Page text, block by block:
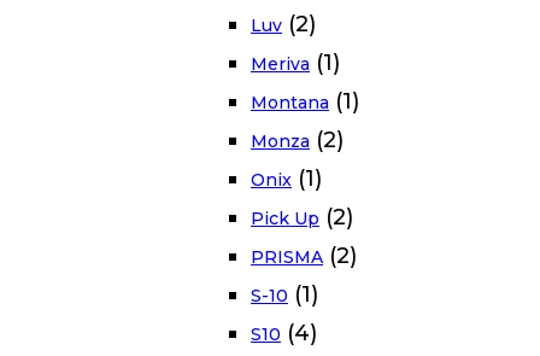
Luv (2)
Meriva (1)
Montana (1)
Monza (2)
Onix (1)
Pick Up (2)
PRISMA (2)
S-10 (1)
S10 (4)